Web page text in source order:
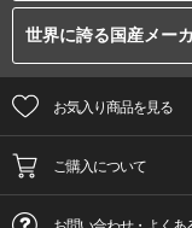
世界に誇る国産メー
お気入り商品を見る
ご購入について